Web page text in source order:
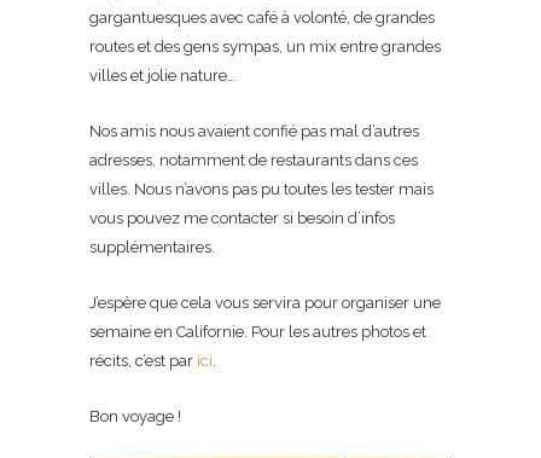
gargantuesques avec café à volonté, de grandes
routes et des gens sympas, un mix entre grandes
villes et jolie nature…
Nos amis nous avaient confié pas mal d’autres
adresses, notamment de restaurants dans ces
villes. Nous n’avons pas pu toutes les tester mais
vous pouvez me contacter si besoin d’infos
supplémentaires.
J’espère que cela vous servira pour organiser une
semaine en Californie. Pour les autres photos et
récits, c’est par ici.
Bon voyage !